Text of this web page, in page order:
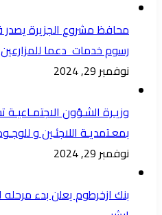
رسوم خدمات دعما
نوفمبر 29, 2024
وزيـرة الشـؤون
بمعـتمديـة اللاجئـين و
نوفمبر 29, 2024
بنك ازخرطوم يعلن بدء مرحله